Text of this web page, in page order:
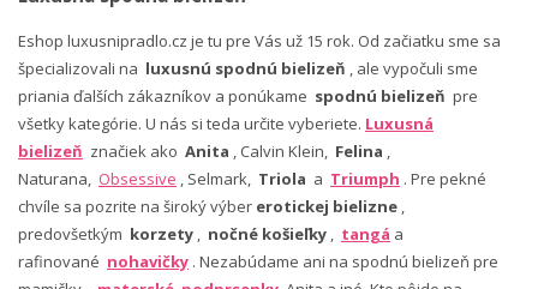
Eshop luxusnipradlo.cz je tu pre Vás už 15 rok. Od začiatku sme sa
špecializovali na luxusnú spodnú bielizeň , ale vypočuli sme
priania ďalších zákazníkov a ponúkame spodnú bielizeň pre
všetky kategórie. U nás si teda určite vyberiete. Luxusná
bielizeň značiek ako Anita , Calvin Klein, Felina ,
Naturana, Obsessive , Selmark, Triola a Triumph . Pre pekné
chvíle sa pozrite na široký výber erotickej bielizne ,
predovšetkým korzety , nočné košieľky , tangá a
rafinované nohavičky . Nezabúdame ani na spodnú bielizeň pre